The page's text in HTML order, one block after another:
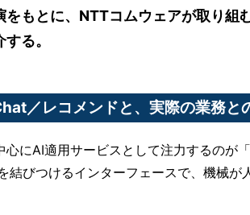
をもとに、NTTコムウェアが取り組
る。
／レコメンドと、実際の業務と
心にAI適用サービスとして注力するのが
結びつけるインターフェースで、機械